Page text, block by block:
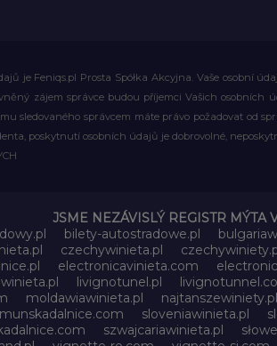
je Feniqs.pl Prosta Spółka Akcyjna. Vaše osobní
zájem správce budou příjemci Vašich
sledovaného správcem máte právo požadovat od
poskytnutí osobních údajů je dobrovolné,
JSME NEZÁVISLÝ REGISTR MÝTA
bilety-autostradowe.pl
czechywinieta.pl
electronicavinieta.com
livignotunel.pl
moldawiawinieta.pl najtanszewiniety.pl
sloveniawinieta.pl
szwajcariawinieta.pl